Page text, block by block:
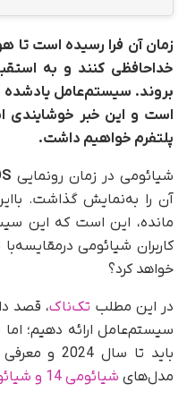
خداحافظی کنند و به
بروند. سیستم‌عامل یادشده
است و این خبر
پلتفرم خواهیم داشت.
شیائومی در زمان رونمایی
آن را به‌نمایش گذاشت.
مانده، این است که این
خواهد کرد؟
در این مطلب تک‌ناک، قصد
سیستم‌عامل ارائه دهیم؛
باید تا سال
مدل‌های شیائومی 14 و شیائومی 14 پرو